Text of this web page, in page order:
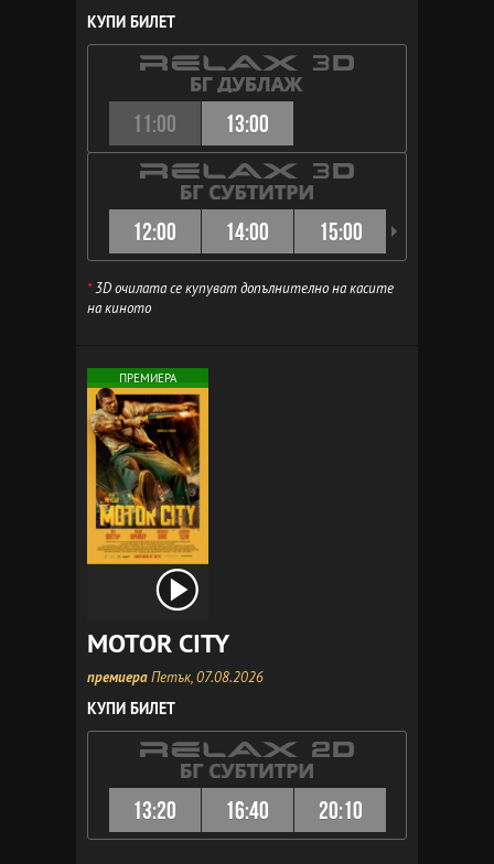
КУПИ БИЛЕТ
11:00 13:00
12:00 14:00 15:00
*3D очилата се купуват допълнително на касите
на киното
ПРЕМИЕРА
MOTOR CITY
премиераПетък, 07.08.2026
КУПИ БИЛЕТ
13:20 16:40 20:10